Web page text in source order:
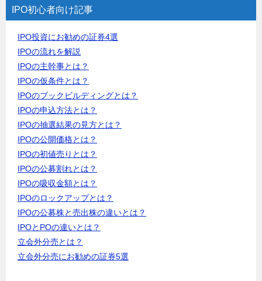
IPO初心者向け記事
IPO投資にお勧めの証券4選
IPOの流れを解説
IPOの主幹事とは？
IPOの仮条件とは？
IPOのブックビルディングとは？
IPOの申込方法とは？
IPOの抽選結果の見方とは？
IPOの公開価格とは？
IPOの初値売りとは？
IPOの公募割れとは？
IPOの吸収金額とは？
IPOのロックアップとは？
IPOの公募株と売出株の違いとは？
IPOとPOの違いとは？
立会外分売とは？
立会外分売にお勧めの証券5選